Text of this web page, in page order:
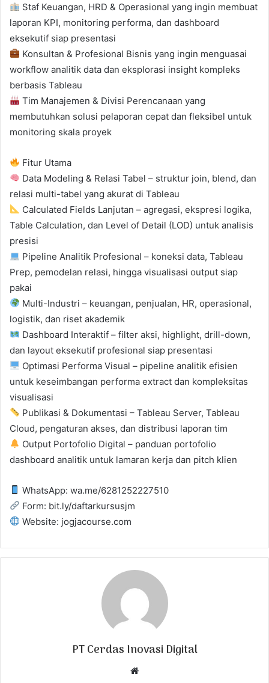
Staf Keuangan, HRD & Operasional yang ingin membuat
laporan KPI, monitoring performa, dan dashboard
eksekutif siap presentasi
Konsultan & Profesional Bisnis yang ingin menguasai
workflow analitik data dan eksplorasi insight kompleks
berbasis Tableau
Tim Manajemen & Divisi Perencanaan yang
membutuhkan solusi pelaporan cepat dan fleksibel untuk
monitoring skala proyek
Fitur Utama
Data Modeling & Relasi Tabel – struktur join, blend, dan
relasi multi-tabel yang akurat di Tableau
Calculated Fields Lanjutan – agregasi, ekspresi logika,
Table Calculation, dan Level of Detail (LOD) untuk analisis
presisi
Pipeline Analitik Profesional – koneksi data, Tableau
Prep, pemodelan relasi, hingga visualisasi output siap
pakai
Multi-Industri – keuangan, penjualan, HR, operasional,
logistik, dan riset akademik
Dashboard Interaktif – filter aksi, highlight, drill-down,
dan layout eksekutif profesional siap presentasi
Optimasi Performa Visual – pipeline analitik efisien
untuk keseimbangan performa extract dan kompleksitas
visualisasi
Publikasi & Dokumentasi – Tableau Server, Tableau
Cloud, pengaturan akses, dan distribusi laporan tim
Output Portofolio Digital – panduan portofolio
dashboard analitik untuk lamaran kerja dan pitch klien
WhatsApp: wa.me/6281252227510
Form: bit.ly/daftarkursusjm
Website: jogjacourse.com
PT Cerdas Inovasi Digital